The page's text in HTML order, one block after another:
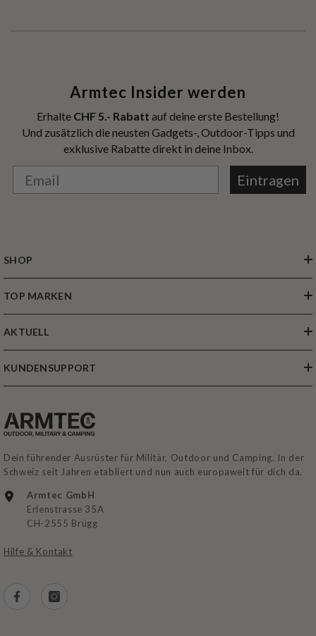
Armtec Insider werden
Erhalte CHF 5.- Rabatt auf deine erste Bestellung!
Und zusätzlich die neusten Gadgets-, Outdoor-Tipps und
exklusive Rabatte direkt in deine Inbox.
Eintragen
SHOP
TOP MARKEN
AKTUELL
KUNDENSUPPORT
Dein führender Ausrüster für Militär, Outdoor und Camping. In der
Schweiz seit Jahren etabliert und nun auch europaweit für dich da.
Armtec GmbH
Erlenstrasse 35A
CH-2555 Brügg
Hilfe & Kontakt